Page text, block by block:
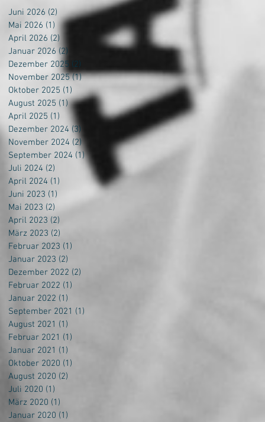
Juni 2026 (2) 2 Beiträge
Mai 2026 (1) 1 Beitrag
April 2026 (2)
Januar 2026 (2)
Dezember 2025 (2)
November 2025 (1)1 Beitrag
Oktober 2025 (1) 1 Beitrag
August 2025 (1)1 Beitrag
April 2025 (1) 1 Beitrag
Dezember 2024 (3)
November 2024 (2)2 Beiträge
September 2024 (1)1 Beitrag
Juli 2024 (2) 2 Beiträge
April 2024 (1) 1 Beitrag
Juni 2023 (1)
Mai 2023 (2)
April 2023 (2)
März 2023 (2)
Februar 2023 (1)
Januar 2023 (2)
Dezember 2022 (2)
Februar 2022 (1)
Januar 2022 (1)
September 2021 (1)
August 2021 (1)
Februar 2021 (1)
Januar 2021 (1)
Oktober 2020 (1)
August 2020 (2)
Juli 2020 (1)
März 2020 (1)
Januar 2020 (1)